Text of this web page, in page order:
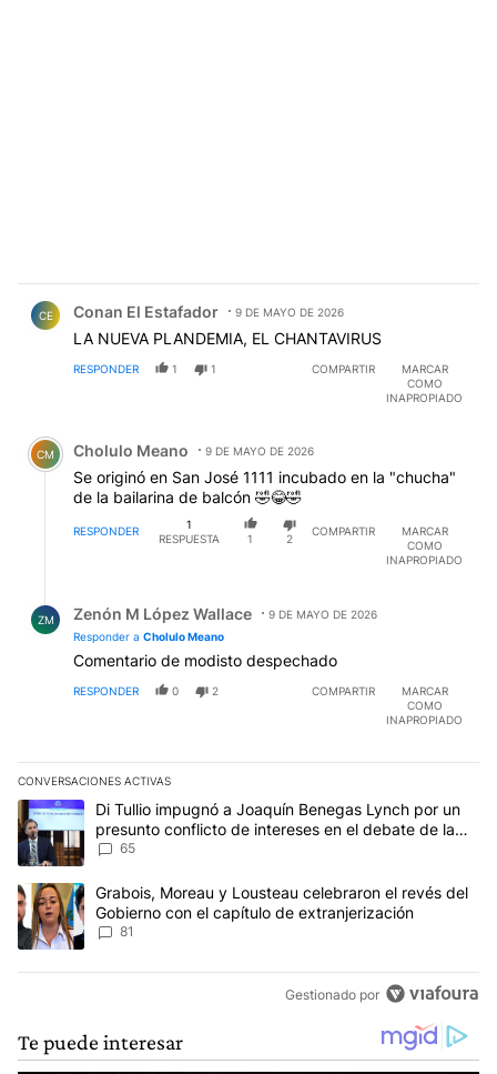
CE Conan El Estafador 9 DE MAYO DE 2026
LA NUEVA PLANDEMIA, EL CHANTAVIRUS
RESPONDER 1 1 COMPARTIR
MARCAR
COMO
INAPROPIADO
Comentario de Cholulo Meano.
CM Cholulo Meano 9 DE MAYO DE 2026
Se originó en San José 1111 incubado en la "chucha"
de la bailarina de balcón 🤣😂🤣
RESPONDER
1
RESPUESTA
1 2
COMPARTIR
MARCAR
COMO
INAPROPIADO
ZM Zenón M López Wallace
9 DE MAYO DE 2026
Responder a Cholulo Meano
Comentario de modisto despechado
RESPONDER 0 2 COMPARTIR
MARCAR
COMO
INAPROPIADO
CONVERSACIONES ACTIVAS
Este listado muestra los artículos con más comentarios en los
Un artículo de tendencia con el título "Di Tullio impugnó a
Di Tullio impugnó a Joaquín Benegas Lynch por un
presunto conflicto de intereses en el debate de la
Ley de Tierras
65
Un artículo de tendencia con el título "Grabois, Moreau y
Grabois, Moreau y Lousteau celebraron el revés del
Gobierno con el capítulo de extranjerización
81
Gestionado por